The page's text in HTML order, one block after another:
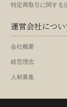
特定商取引に関する
運営会社につい
会社概要
経営理念
人材募集